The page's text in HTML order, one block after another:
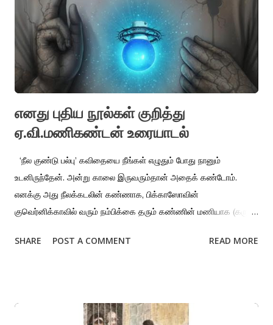
இளையராஜாவிலிருந்து வெளியேறுவது ரம்பத்தை நக்கிக்கொண்டே
ரத்தத்தையும் சுவைத்துக்கொண்டிருக்கும் நாயின் அவலத்திலிருந்து
சற்றாவது பரிணமிப்பது. இளையராஜாவிடமிருந்து வெளியேறுவது
தழும்புகளை தற்புகைப்படங்களாக்கி உலவ விடாமலிருப்பது
நேசப்பெயர்களை பச்சைக்குத்திக் கொள்ளாமல் சிகரெட்டால்
முழங்கைகளைச் சுட்டுப் ப...
எனது புதிய நூல்கள் குறித்து
ஏ.வி.மணிகண்டன் உரையாடல்
‘நீல குண்டு பல்பு’ கவிதையை நீங்கள் எழுதும் போது நானும்
உடனிருந்தேன். அன்று காலை இருவரும்தான் அதைக் கண்டோம்.
எனக்கு அது நீலக்கடலின் கண்ணாக, பிக்காஸோவின்
குவெர்னிக்காவில் வரும் நம்பிக்கை தரும் கண்ணின் மணியாக (கரு
அறிவியலின்/நவீனத்துவத்தின் மீதான நம்பிக்கையாக) தோன்றியது.
காட்சியிலிருந்து எப்படி இரவில் விழித்திருந்து தாலாட்டும் அன்னையை
SHARE POST A COMMENT READ MORE